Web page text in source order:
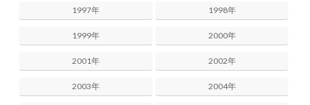
1997年 1998年
1999年 2000年
2001年 2002年
2003年 2004年